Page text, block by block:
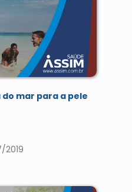
mar para a pele
2019